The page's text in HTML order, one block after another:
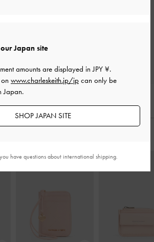
Japan site
amounts are displayed inJPY ¥.
www.charleskeith.jp/jp can only be
Japan.
SHOP JAPAN SITE
have questions about international shipping.